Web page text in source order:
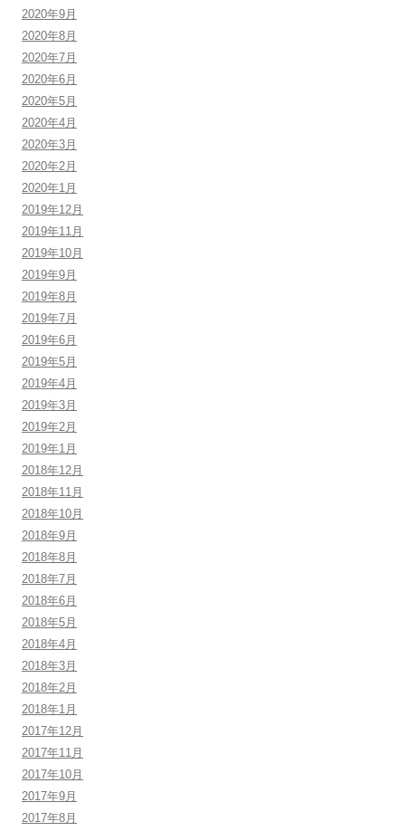
2020年9月
2020年8月
2020年7月
2020年6月
2020年5月
2020年4月
2020年3月
2020年2月
2020年1月
2019年12月
2019年11月
2019年10月
2019年9月
2019年8月
2019年7月
2019年6月
2019年5月
2019年4月
2019年3月
2019年2月
2019年1月
2018年12月
2018年11月
2018年10月
2018年9月
2018年8月
2018年7月
2018年6月
2018年5月
2018年4月
2018年3月
2018年2月
2018年1月
2017年12月
2017年11月
2017年10月
2017年9月
2017年8月